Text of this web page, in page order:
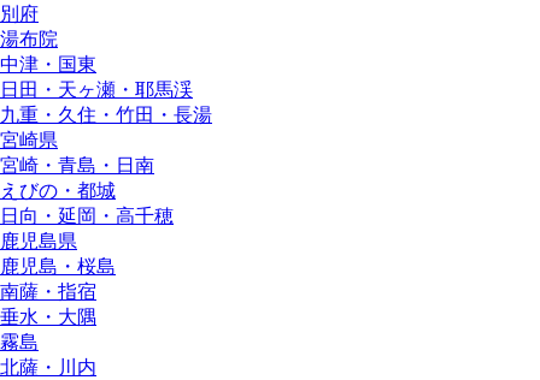
別府
湯布院
中津・国東
日田・天ヶ瀬・耶馬渓
九重・久住・竹田・長湯
宮崎県
宮崎・青島・日南
えびの・都城
日向・延岡・高千穂
鹿児島県
鹿児島・桜島
南薩・指宿
垂水・大隅
霧島
北薩・川内